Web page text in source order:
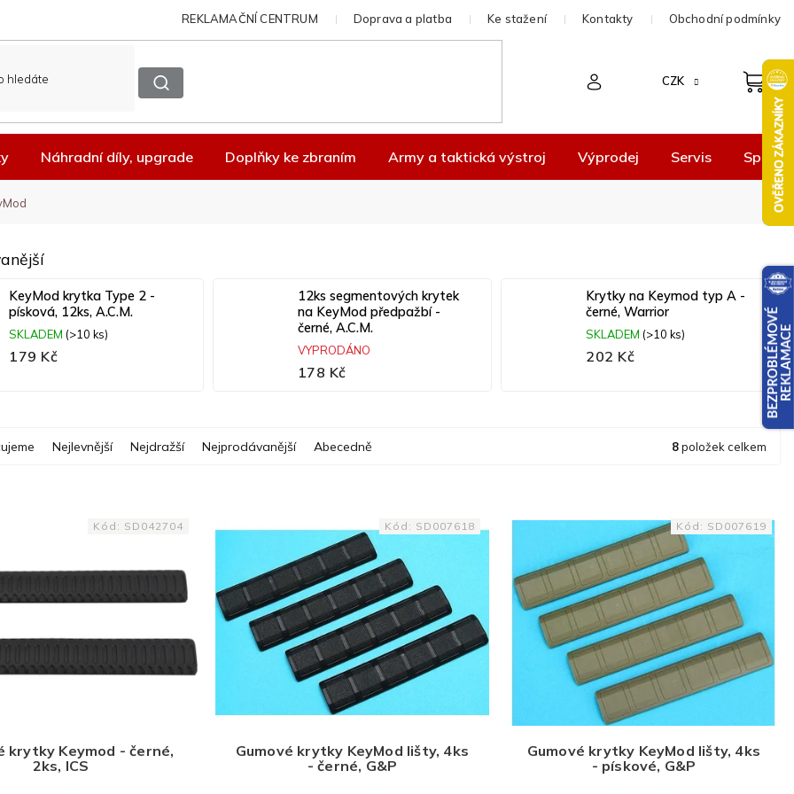
REKLAMAČNÍ CENTRUM Doprava a platba Ke stažení Kontakty Obchodní podmínky
CZK
Náhradní díly, upgrade Doplňky ke zbraním Army a taktická výstroj Výprodej Servis
KeyMod krytka Type 2 -
písková, 12ks, A.C.M.
SKLADEM (>10 ks)
179 Kč
12ks segmentových krytek
na KeyMod předpažbí -
černé, A.C.M.
VYPRODÁNO
178 Kč
Krytky na Keymod typ A -
černé, Warrior
SKLADEM (>10 ks)
202 Kč
Nejlevnější Nejdražší Nejprodávanější Abecedně 8položek celkem
krytky Keymod - černé,
2ks, ICS
Kód: SD042704
Gumové krytky KeyMod lišty, 4ks
- černé, G&P
Kód: SD007618
Gumové krytky KeyMod lišty, 4ks
- pískové, G&P
Kód: SD007619